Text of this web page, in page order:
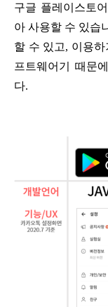
구글 플레이스토
아 사용할 수 있습
할 수 있고, 이용
프트웨어기 때문
다.